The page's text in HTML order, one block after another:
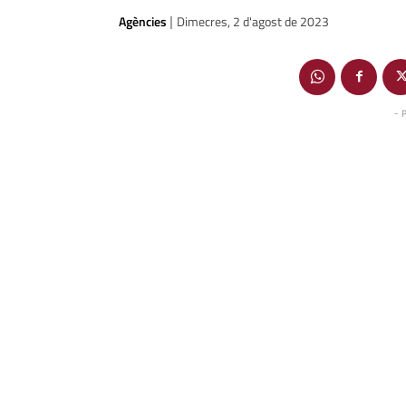
Agències | Dimecres, 2 d'agost de 2023
-